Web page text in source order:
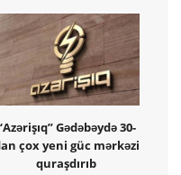
Gədəbəydə 30-
çox yeni güc mərkəzi
quraşdırıb